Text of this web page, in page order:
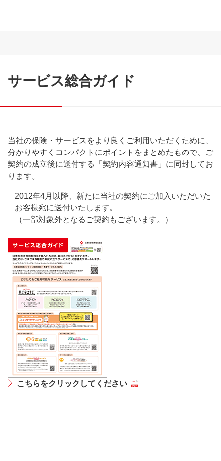
サービス総合ガイド
当社の保険・サービスをより良くご利用いただくために、
分かりやすくコンパクトにポイントをまとめたもので、ご
契約の成立後に送付する「契約内容通知書」に同封してお
ります。
2012年4月以降、新たに当社の契約にご加入いただいた
お客様宛に送付いたします。
（一部対象外となるご契約もございます。）
こちらをクリックしてください